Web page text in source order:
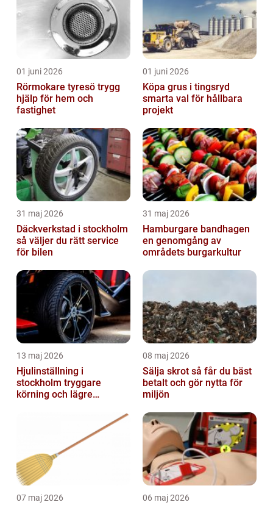
01 juni 2026
Rörmokare tyresö trygg
hjälp för hem och
fastighet
01 juni 2026
Köpa grus i tingsryd
smarta val för hållbara
projekt
31 maj 2026
Däckverkstad i stockholm
så väljer du rätt service
för bilen
31 maj 2026
Hamburgare bandhagen
en genomgång av
områdets burgarkultur
13 maj 2026
Hjulinställning i
stockholm tryggare
körning och lägre
08 maj 2026
Sälja skrot så får du bäst
betalt och gör nytta för
miljön
07 maj 2026 06 maj 2026